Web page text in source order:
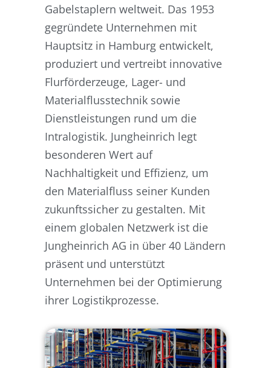
Gabelstaplern weltweit. Das 1953
gegründete Unternehmen mit
Hauptsitz in Hamburg entwickelt,
produziert und vertreibt innovative
Flurförderzeuge, Lager- und
Materialflusstechnik sowie
Dienstleistungen rund um die
Intralogistik. Jungheinrich legt
besonderen Wert auf
Nachhaltigkeit und Effizienz, um
den Materialfluss seiner Kunden
zukunftssicher zu gestalten. Mit
einem globalen Netzwerk ist die
Jungheinrich AG in über 40 Ländern
präsent und unterstützt
Unternehmen bei der Optimierung
ihrer Logistikprozesse.